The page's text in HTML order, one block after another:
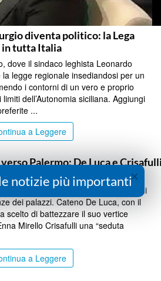
diventa politico: la Lega
in tutta Italia
dove il sindaco leghista Leonardo
legge regionale insediandosi per un
i contorni di un vero e proprio
dell’Autonomia siciliana. Aggiungi
...
a Leggere
Palermo: De Luca e
le Regionali
partito, chi affitta salette nei circoli, chi
dei palazzi. Cateno De Luca, con il
scelto di battezzare il suo vertice
Mirello Crisafulli una “seduta
a Leggere
×
notizie più importanti